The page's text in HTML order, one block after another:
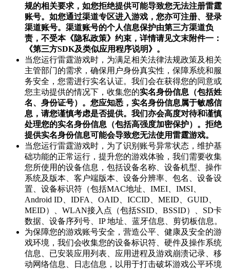
规的相关要求，如您拒绝提供可能导致您无法注册雷霆
账号。如您通过渠道专区进入游戏，您亦可注册、登录
渠道账号。渠道账号的个人信息保护由第三方渠道负
责，不受本《隐私政策》约束，详情请见文末附件一：
《第三方SDK及类似应用程序说明》。
当您运行雷霆游戏时，为满足相关法律法规政策及相关
主管部门的需求，确保用户身份真实性，保障系统和服
务安全，您需进行实名认证。我们会在获得您的同意或
您主动提供的情况下，收集您的实名身份信息（包括姓
名、身份证号）。您应知悉，实名身份信息属于敏感信
息，请您谨慎考虑是否提供。我们亦会高度对待和谨慎
处理您的实名身份信息（包括高强度加密保护）。拒绝
提供实名身份信息可能会导致您无法使用雷霆游戏。
当您运行雷霆游戏时，为了识别账号异常状态，维护基
础功能的正常运行，提升您的游戏体验，我们需要收集
您所使用的设备信息，包括设备名称、设备机型、操作
系统及版本、客户端版本、设备分辨率、包名、设备设
置、设备标识符（包括MAC地址、IMEI、IMSI、
Android ID、IDFA、OAID、ICCID、MEID、GUID、
MEID）、WLAN接入点（包括SSID、BSSID）、SD卡
数据、设备序列号、IP 地址、蓝牙信息、剪切板信息。
为保障您的游戏账号安全，营造公平、健康及安全的游
戏环境，我们会收集您的设备标识符、硬件及操作系统
信息、已安装应用列表、应用进程及游戏崩溃记录、移
动网络信息、日志信息，以用于打击破坏游戏公平环境